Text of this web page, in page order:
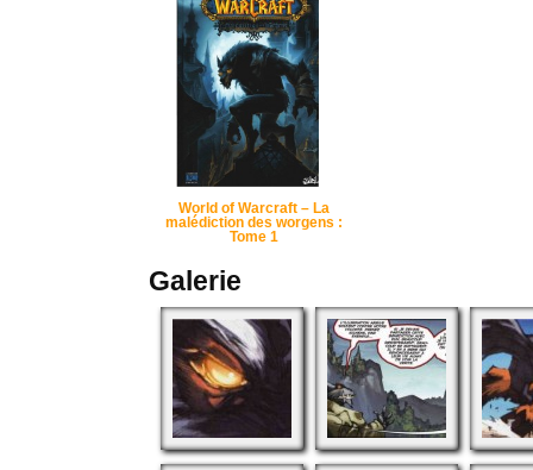
World of Warcraft – La
malédiction des worgens :
Tome 1
Galerie